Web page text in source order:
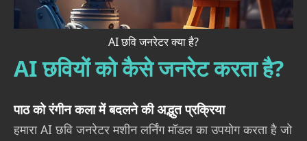
AI छवि जनरेटर क्या है?
AI छवियों को कैसे जनरेट करता है?
पाठ को रंगीन कला में बदलने की अद्भुत प्रक्रिया
हमारा AI छवि जनरेटर मशीन लर्निंग मॉडल का उपयोग करता है जो